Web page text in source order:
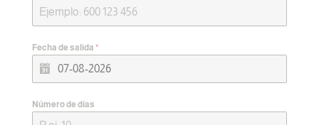
Fecha de salida *
Número de días